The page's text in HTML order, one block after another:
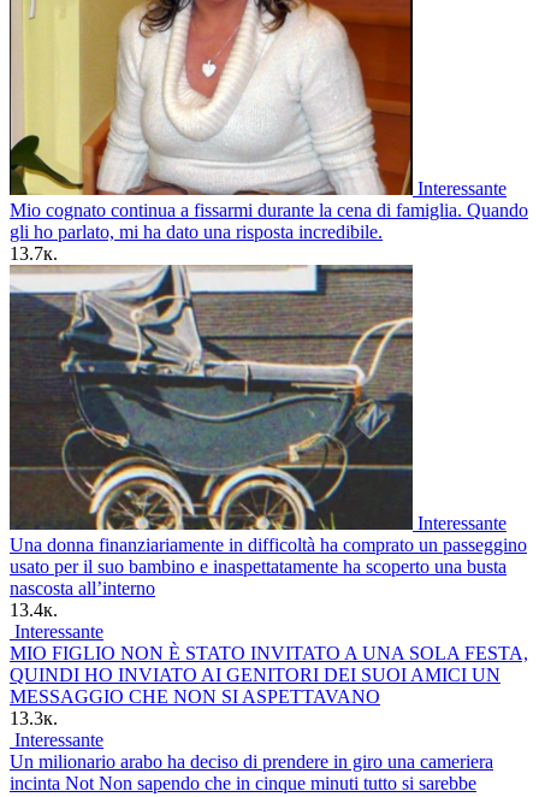
Interessante
Mio cognato continua a fissarmi durante la cena di famiglia. Quando
gli ho parlato, mi ha dato una risposta incredibile.
13.7к.
Interessante
Una donna finanziariamente in difficoltà ha comprato un passeggino
usato per il suo bambino e inaspettatamente ha scoperto una busta
nascosta all’interno
13.4к.
Interessante
MIO FIGLIO NON È STATO INVITATO A UNA SOLA FESTA,
QUINDI HO INVIATO AI GENITORI DEI SUOI AMICI UN
MESSAGGIO CHE NON SI ASPETTAVANO
13.3к.
Interessante
Un milionario arabo ha deciso di prendere in giro una cameriera
incinta Not Non sapendo che in cinque minuti tutto si sarebbe